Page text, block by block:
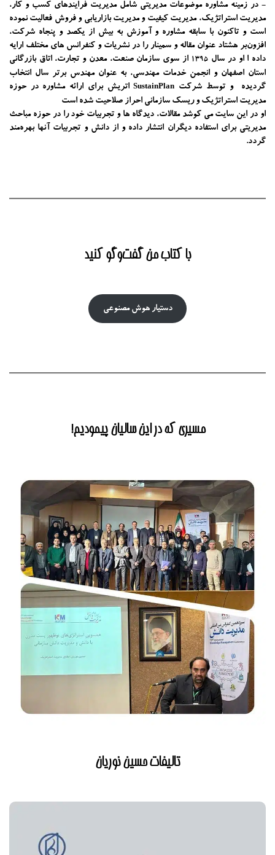
- در زمینه مشاوره موضوعات مدیریتی شامل مدیریت فرایندهای کسب و کار،
مدیریت استراتژیک، مدیریت کیفیت و مدیریت بازاریابی و فروش فعالیت نموده
است و تاکنون با سابقه مشاوره و آموزش به بیش از یکصد و پنجاه شرکت،
افزون‌بر هشتاد عنوان مقاله و سمینار را در نشریات و کنفرانس های مختلف ارایه
داده ا او در سال 1395 از سوی سازمان صنعت، معدن و تجارت، اتاق بازرگانی
استان اصفهان و انجمن خدمات مهندسی، به عنوان مهندس برتر سال انتخاب
گردیده و توسط شرکت
SustainPlanاتریش برای ارائه مشاوره در حوزه
مدیریت استراتژیک و ریسک سازمانی احراز صلاحیت شده است
او در این سایت می کوشد مقالات، دیدگاه ها و تجربیات خود را در حوزه مباحث
مدیریتی برای استفاده دیگران انتشار داده و از دانش و تجربیات آنها بهره‌مند
گردد.
با کتاب من گفت‌‌وگو کنید
دستیار هوش‌ مصنوعی
مسیری که در این سالیان پیمودیم!
تالیفات حسین نوریان